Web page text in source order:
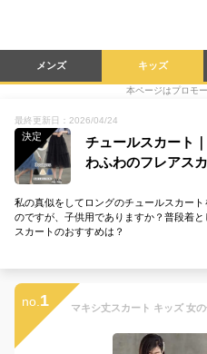
メンズ キッズ
本ページはプロモ
最終更新日：2026/04/24
決定
チュールスカート
わふわのフレアス
私の真似をしてロングのチュールスカー
のですが、子供用でありますか？普段着
スカートのおすすめは？
no. 1